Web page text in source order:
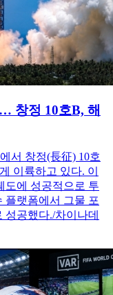
창정 10호B, 해
서 창정(長征) 10호
이륙하고 있다. 이
도에 성공적으로 투
플랫폼에서 그물 포
공했다./차이나데